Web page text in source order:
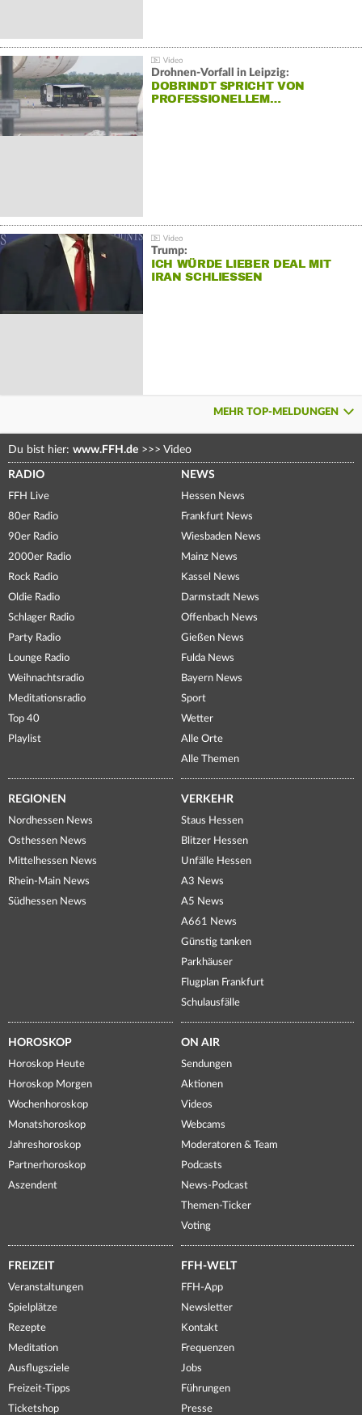
Drohnen-Vorfall in Leipzig:
DOBRINDT SPRICHT VON
PROFESSIONELLEM…
Trump:
ICH WÜRDE LIEBER DEAL MIT
IRAN SCHLIESSEN
MEHR TOP-MELDUNGEN
Du bist hier: www.FFH.de >>> Video
RADIO
FFH Live
80er Radio
90er Radio
2000er Radio
Rock Radio
Oldie Radio
Schlager Radio
Party Radio
Lounge Radio
Weihnachtsradio
Meditationsradio
Top 40
Playlist
NEWS
Hessen News
Frankfurt News
Wiesbaden News
Mainz News
Kassel News
Darmstadt News
Offenbach News
Gießen News
Fulda News
Bayern News
Sport
Wetter
Alle Orte
Alle Themen
REGIONEN
Nordhessen News
Osthessen News
Mittelhessen News
Rhein-Main News
Südhessen News
VERKEHR
Staus Hessen
Blitzer Hessen
Unfälle Hessen
A3 News
A5 News
A661 News
Günstig tanken
Parkhäuser
Flugplan Frankfurt
Schulausfälle
HOROSKOP
Horoskop Heute
Horoskop Morgen
Wochenhoroskop
Monatshoroskop
Jahreshoroskop
Partnerhoroskop
Aszendent
ON AIR
Sendungen
Aktionen
Videos
Webcams
Moderatoren & Team
Podcasts
News-Podcast
Themen-Ticker
Voting
FREIZEIT
Veranstaltungen
Spielplätze
Rezepte
Meditation
Ausflugsziele
Freizeit-Tipps
Ticketshop
FFH-WELT
FFH-App
Newsletter
Kontakt
Frequenzen
Jobs
Führungen
Presse